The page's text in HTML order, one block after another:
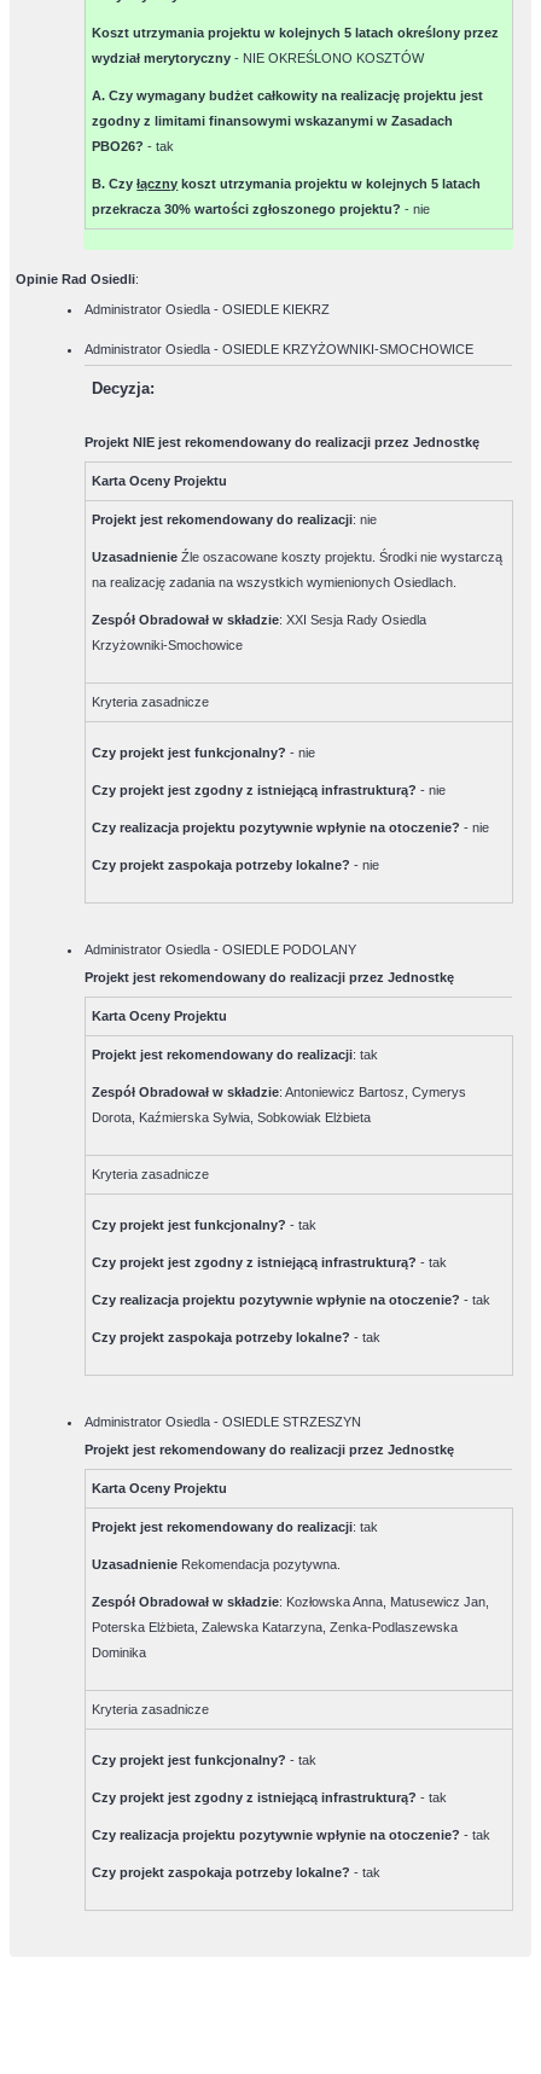
Koszt utrzymania projektu w kolejnych 5 latach określony przez
wydział merytoryczny - NIE OKREŚLONO KOSZTÓW
A. Czy wymagany budżet całkowity na realizację projektu jest
zgodny z limitami finansowymi wskazanymi w Zasadach
PBO26?-tak
B. Czyłączny koszt utrzymania projektu w kolejnych 5 latach
przekracza 30% wartości zgłoszonego projektu?-nie
Opinie Rad Osiedli:
Administrator Osiedla - OSIEDLE KIEKRZ
Administrator Osiedla - OSIEDLE KRZYŻOWNIKI-SMOCHOWICE
Decyzja:
Projekt NIE jest rekomendowany do realizacji przez Jednostkę
Karta Oceny Projektu
Projekt jest rekomendowany do realizacji:nie
Uzasadnienie Źle oszacowane koszty projektu. Środki nie wystarczą
na realizację zadania na wszystkich wymienionych Osiedlach.
Zespół Obradował w składzie:XXI Sesja Rady Osiedla
Krzyżowniki-Smochowice
Kryteria zasadnicze
Czy projekt jest funkcjonalny?-nie
Czy projekt jest zgodny z istniejącą infrastrukturą?-nie
Czy realizacja projektu pozytywnie wpłynie na otoczenie?-nie
Czy projekt zaspokaja potrzeby lokalne?-nie
Administrator Osiedla - OSIEDLE PODOLANY
Projekt jest rekomendowany do realizacji przez Jednostkę
Karta Oceny Projektu
Projekt jest rekomendowany do realizacji:tak
Zespół Obradował w składzie:Antoniewicz Bartosz, Cymerys
Dorota, Kaźmierska Sylwia, Sobkowiak Elżbieta
Kryteria zasadnicze
Czy projekt jest funkcjonalny?-tak
Czy projekt jest zgodny z istniejącą infrastrukturą?-tak
Czy realizacja projektu pozytywnie wpłynie na otoczenie?-tak
Czy projekt zaspokaja potrzeby lokalne?-tak
Administrator Osiedla - OSIEDLE STRZESZYN
Projekt jest rekomendowany do realizacji przez Jednostkę
Karta Oceny Projektu
Projekt jest rekomendowany do realizacji:tak
Uzasadnienie Rekomendacja pozytywna.
Zespół Obradował w składzie: Kozłowska Anna, Matusewicz Jan,
Poterska Elżbieta, Zalewska Katarzyna, Zenka-Podlaszewska
Dominika
Kryteria zasadnicze
Czy projekt jest funkcjonalny?-tak
Czy projekt jest zgodny z istniejącą infrastrukturą?-tak
Czy realizacja projektu pozytywnie wpłynie na otoczenie?-tak
Czy projekt zaspokaja potrzeby lokalne?-tak